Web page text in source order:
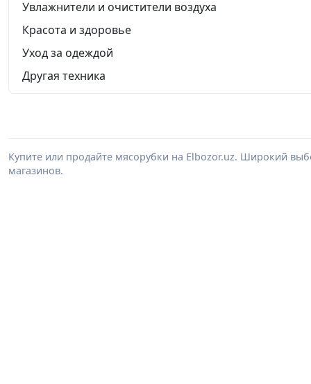
Увлажнители и очистители воздуха
Красота и здоровье
Уход за одеждой
Другая техника
Купите или продайте мясорубки на Elbozor.uz. Широкий
магазинов.